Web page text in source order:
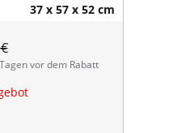
37 x 57 x 52 cm
vor dem Rabatt